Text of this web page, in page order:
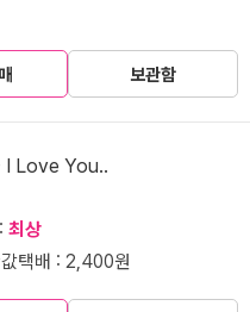
보관함
I Love You..
최상
택배 : 2,400원